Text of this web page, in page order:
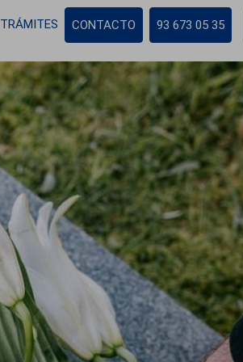
TRÁMITES CONTACTO 93 673 05 35